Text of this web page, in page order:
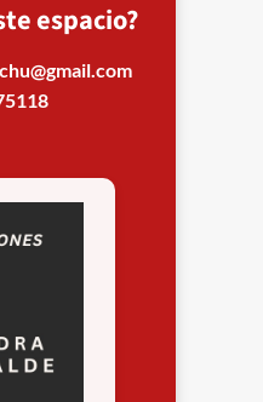
espacio?